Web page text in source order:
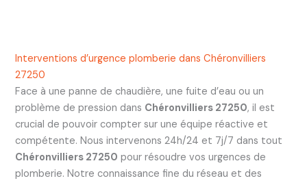
Interventions d’urgence plomberie dans Chéronvilliers
27250
Face à une panne de chaudière, une fuite d’eau ou un
problème de pression dans Chéronvilliers 27250, il est
crucial de pouvoir compter sur une équipe réactive et
compétente. Nous intervenons 24h/24 et 7j/7 dans tout
Chéronvilliers 27250 pour résoudre vos urgences de
plomberie. Notre connaissance fine du réseau et des